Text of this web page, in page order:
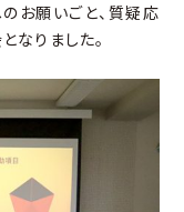
お願いごと、質疑応
なりました。